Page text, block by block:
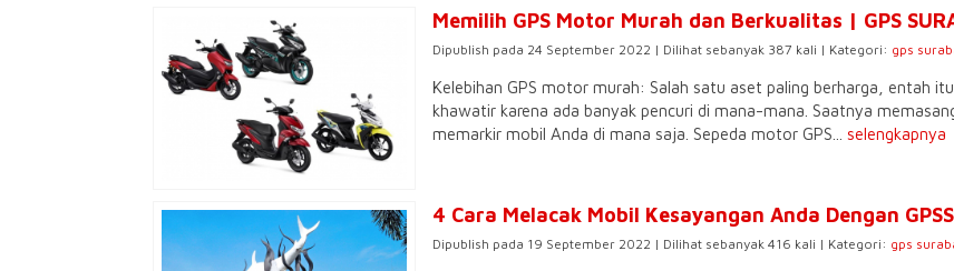
Memilih GPS Motor Murah dan Berkualitas | GPS
Dipublish pada 24 September 2022 | Dilihat sebanyak 387 kali | Kategori: gps
Kelebihan GPS motor murah: Salah satu aset paling berharga, entah
khawatir karena ada banyak pencuri di mana-mana. Saatnya
memarkir mobil Anda di mana saja. Sepeda motor GPS... selengkapnya
4 Cara Melacak Mobil Kesayangan Anda Dengan
Dipublish pada 19 September 2022 | Dilihat sebanyak 416 kali | Kategori: gps